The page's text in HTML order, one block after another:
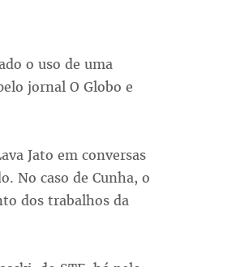
o uso de uma
jornal O Globo e
Jato em conversas
No caso de Cunha, o
dos trabalhos da